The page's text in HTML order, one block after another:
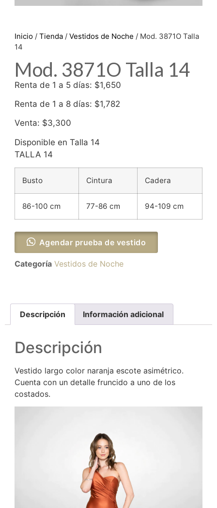
Inicio / Tienda / Vestidos de Noche / Mod. 3871O Talla
14
Mod. 3871O Talla 14
Renta de 1 a 5 días: $1,650
Renta de 1 a 8 días: $1,782
Venta: $3,300
Disponible en Talla 14
TALLA 14
Busto Cintura Cadera
86-100 cm 77-86 cm 94-109 cm
Agendar prueba de vestido
Categoría Vestidos de Noche
Descripción Información adicional
Descripción
Vestido largo color naranja escote asimétrico.
Cuenta con un detalle fruncido a uno de los
costados.